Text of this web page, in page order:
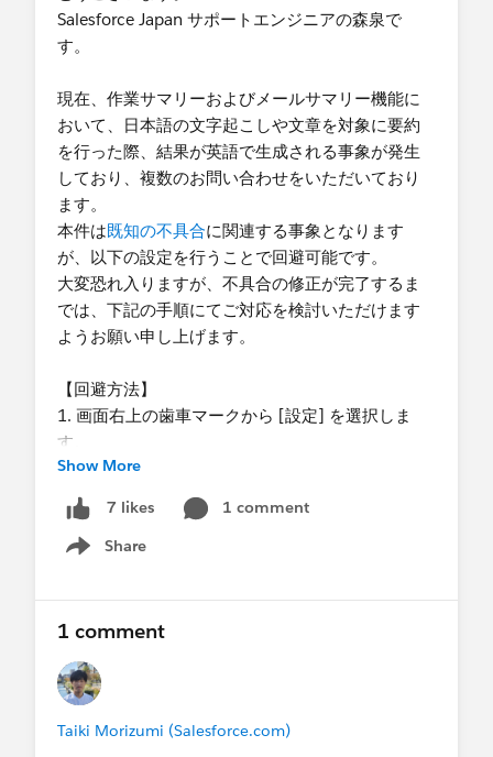
Salesforce Japan サポートエンジニアの森泉で
す。
現在、作業サマリーおよびメールサマリー機能に
おいて、日本語の文字起こしや文章を対象に要約
を行った際、結果が英語で生成される事象が発生
しており、複数のお問い合わせをいただいており
ます。
本件は既知の不具合に関連する事象となります
が、以下の設定を行うことで回避可能です。
大変恐れ入りますが、不具合の修正が完了するま
では、下記の手順にてご対応を検討いただけます
ようお願い申し上げます。
【回避方法】
1. 画面右上の歯車マークから [設定] を選択しま
す。
2. [クイック検索] に「作業サマリー」と入力し
[Einstein 作業サマリー] を選択します。
3. 「ユーザー言語のサマリー」を有効化します。
https://help.salesforce.com/s/articleView?
id=release-
e.htm&release=262&type=5
本件に関してご不明な点がございましたら、誠に
Show More
7 likes
1 comment
Share
Show menu
1 comment
Taiki Morizumi (Salesforce.com)